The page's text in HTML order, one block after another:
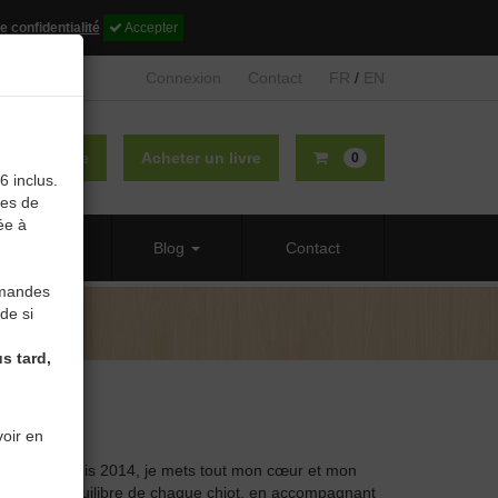
confidentialité Accepter
inclus.
de
à
si
tard,
en
Connexion Contact FR / EN
0
Acheter un livre
un livre
Blog Contact
depuis 2014, je mets tout mon cœur et mon
et de l’équilibre de chaque chiot, en accompagnant